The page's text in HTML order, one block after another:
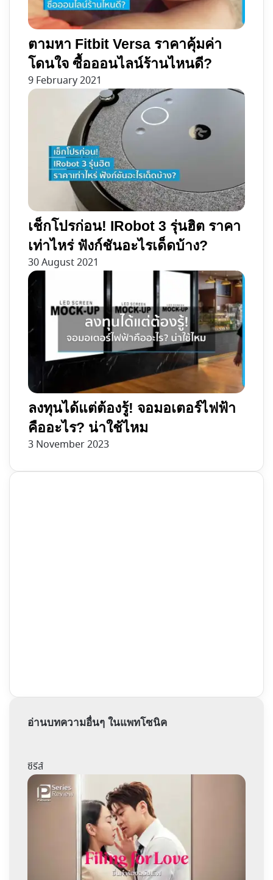
ตามหา Fitbit Versa ราคาคุ้มค่า
โดนใจ ซื้อออนไลน์ร้านไหนดี?
9 February 2021
เช็กโปรก่อน! IRobot 3 รุ่นฮิต ราคา
เท่าไหร่ ฟังก์ชันอะไรเด็ดบ้าง?
30 August 2021
ลงทุนได้แต่ต้องรู้! จอมอเตอร์ไฟฟ้า
คืออะไร? น่าใช้ไหม
3 November 2023
อ่านบทความอื่นๆ ในแพทโซนิค
ซีรีส์